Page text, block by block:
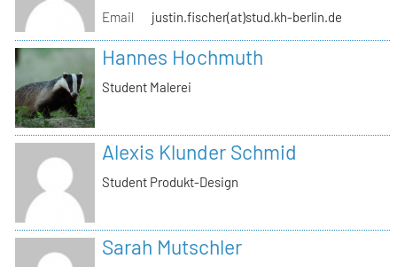
Email
justin.fischer(at)stud.kh-berlin.de
Hannes Hochmuth
Student Malerei
Alexis Klunder Schmid
Student Produkt-Design
Sarah Mutschler